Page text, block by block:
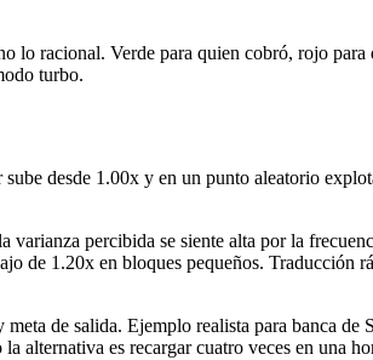
lo racional. Verde para quien cobró, rojo
turbo.
desde 1.00x y en un punto aleatorio
percibida se siente alta por la
de 1.20x en bloques pequeños.
de salida. Ejemplo realista para banca
alternativa es recargar cuatro veces en una